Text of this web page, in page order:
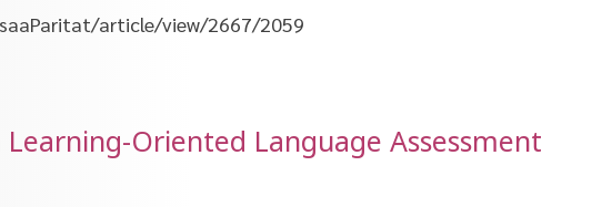
article/view/2667/2059
Oriented Language Assessment